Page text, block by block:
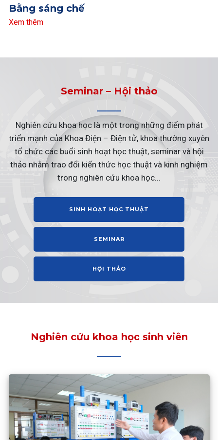
Bằng sáng chế
Xem thêm
Seminar – Hội thảo
Nghiên cứu khoa học là một trong những điểm phát
triển mạnh của Khoa Điện – Điện tử, khoa thường xuyên
tổ chức các buổi sinh hoạt học thuật, seminar và hội
thảo nhằm trao đổi kiến thức học thuật và kinh nghiệm
trong nghiên cứu khoa học...
SINH HOẠT HỌC THUẬT
SEMINAR
HỘI THẢO
Nghiên cứu khoa học sinh viên